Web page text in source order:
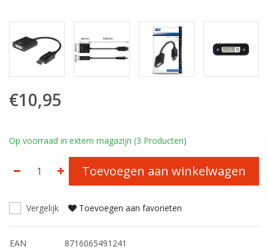
€10,95
Op voorraad in extern magazijn (3 Producten)
Toevoegen aan winkelwagen
Vergelijk Toevoegen aan favorieten
EAN 8716065491241